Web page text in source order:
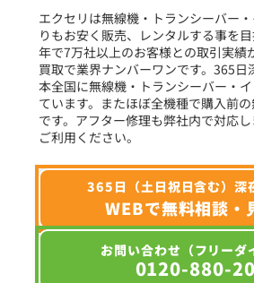
選択条件をリセッ
エクセリは無線機・トランシーバー
りもお安く販売、レンタルする事を
年で7万社以上のお客様との取引実績
買取で業界ナンバーワンです。365日
本全国に無線機・トランシーバー・
ています。またほぼ全機種で購入前
です。アフター修理も弊社内で対応
ご利用ください。
365日（土日祝日含む）深
WEBで無料相談・
お問い合わせ（フリーダ
0120-880-